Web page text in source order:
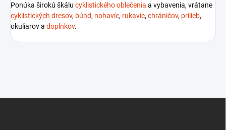
Ponúka širokú škálu cyklistického oblečenia a vybavenia, vrátane
cyklistických dresov, búnd, nohavíc, rukavíc, chráničov, prilieb,
okuliarov a doplnkov.